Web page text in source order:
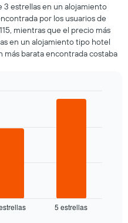
3 estrellas en un alojamiento
por los usuarios de
mientras que el precio más
en un alojamiento tipo hotel
más barata encontrada costaba
5 estrellas